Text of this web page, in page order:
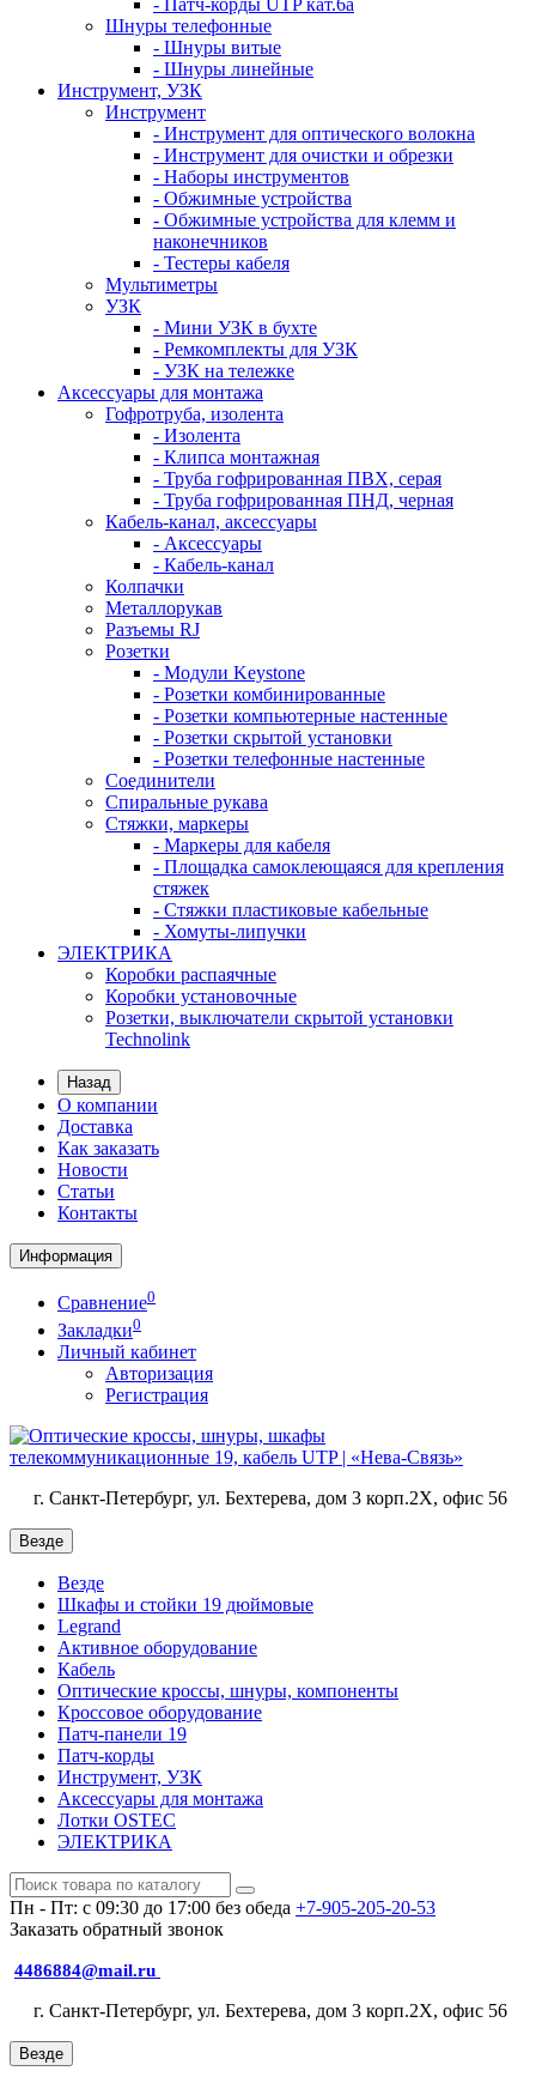
- Патч-корды UTP кат.6а
Шнуры телефонные
- Шнуры витые
- Шнуры линейные
Инструмент, УЗК
Инструмент
- Инструмент для оптического волокна
- Инструмент для очистки и обрезки
- Наборы инструментов
- Обжимные устройства
- Обжимные устройства для клемм и
наконечников
- Тестеры кабеля
Мультиметры
УЗК
- Мини УЗК в бухте
- Ремкомплекты для УЗК
- УЗК на тележке
Аксессуары для монтажа
Гофротруба, изолента
- Изолента
- Клипса монтажная
- Труба гофрированная ПВХ, серая
- Труба гофрированная ПНД, черная
Кабель-канал, аксессуары
- Аксессуары
- Кабель-канал
Колпачки
Металлорукав
Разъемы RJ
Розетки
- Модули Keystone
- Розетки комбинированные
- Розетки компьютерные настенные
- Розетки скрытой установки
- Розетки телефонные настенные
Соединители
Спиральные рукава
Стяжки, маркеры
- Маркеры для кабеля
- Площадка самоклеющаяся для крепления
стяжек
- Стяжки пластиковые кабельные
- Хомуты-липучки
ЭЛЕКТРИКА
Коробки распаячные
Коробки установочные
Розетки, выключатели скрытой установки
Technolink
Назад
О компании
Доставка
Как заказать
Новости
Статьи
Контакты
Информация
Сравнение0
Закладки0
Личный кабинет
Авторизация
Регистрация
г. Санкт-Петербург, ул. Бехтерева, дом 3 корп.2X, офис 56
Везде
Везде
Шкафы и стойки 19 дюймовые
Legrand
Активное оборудование
Кабель
Оптические кроссы, шнуры, компоненты
Кроссовое оборудование
Патч-панели 19
Патч-корды
Инструмент, УЗК
Аксессуары для монтажа
Лотки OSTEC
ЭЛЕКТРИКА
Пн - Пт: с 09:30 до 17:00 без обеда +7-905-205-20-53
Заказать обратный звонок
4486884@mail.ru
г. Санкт-Петербург, ул. Бехтерева, дом 3 корп.2X, офис 56
Везде